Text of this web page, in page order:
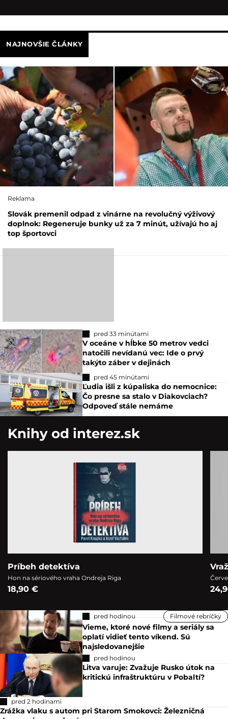
NAJNOVŠIE ČLÁNKY
Reklama
Slovák premenil odpad z vinárne na revolučný výživový
doplnok: Regeneruje bunky už za 7 minút, užívajú ho aj
top športovci
pred 33 minútami
V oceáne v hĺbke 50 metrov vedci
natočili nevídanú vec: Ide o prvý
takýto záber v dejinách
pred 45 minútami
Ľudia išli z kúpaliska do nemocnice:
Čo presne sa stalo v Diakovciach?
Odpoveď stále nemáme
Knihy od interez.sk
Príbeh detektíva
Hon na sériového vraha Ondreja Riga
18,90 €
pred hodinou Filmové rebríčky
Vieme, ktoré nové filmy a seriály sa
oplatí vidieť tento víkend. Sú
najsledovanejšie
pred hodinou
Litva varuje: Zvažuje Rusko útok na
kritickú infraštruktúru v Pobaltí?
pred 2 hodinami
Zrážka vlaku s autom pri Starom Smokovci: Železničná